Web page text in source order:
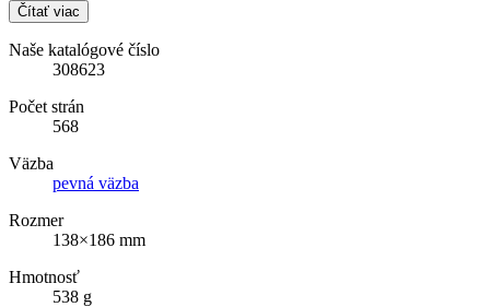
Čítať viac
Naše katalógové číslo
308623
Počet strán
568
Väzba
pevná väzba
Rozmer
138×186 mm
Hmotnosť
538 g